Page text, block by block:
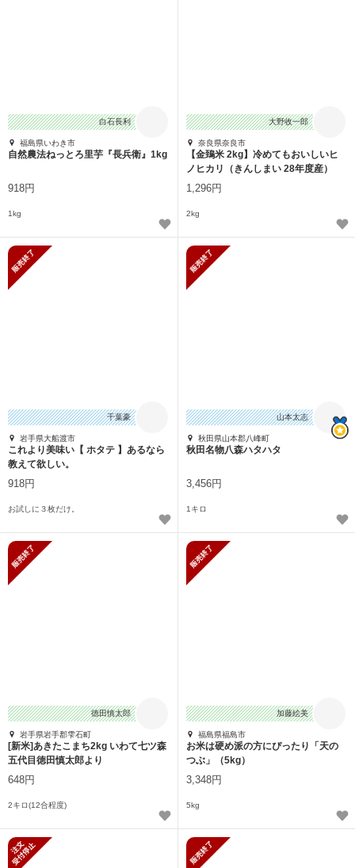
白石長利
福島県いわき市
自然農法ねっとろ里芋『長兵衛』1kg
918円
1kg
大野收一郎
奈良県奈良市
【金鵄米 2kg】冷めてもおいしいヒ
ノヒカリ（きんしまい 28年度産）
1,296円
2kg
千葉豪
岩手県大船渡市
これより美味い【 ホタテ 】あるなら
教えて欲しい。
918円
お試しに３枚だけ。
山本太志
秋田県山本郡八峰町
秋田名物八森ハタハタ
3,456円
1キロ
徳田慎太郎
岩手県岩手郡雫石町
[新米]あきたこまち2kg いわて七ツ森
五代目徳田慎太郎より
648円
2キロ(12合程度)
加藤絵美
福島県福島市
お米は硬め派の方にぴったり「天の
つぶ」（5kg）
3,348円
5kg